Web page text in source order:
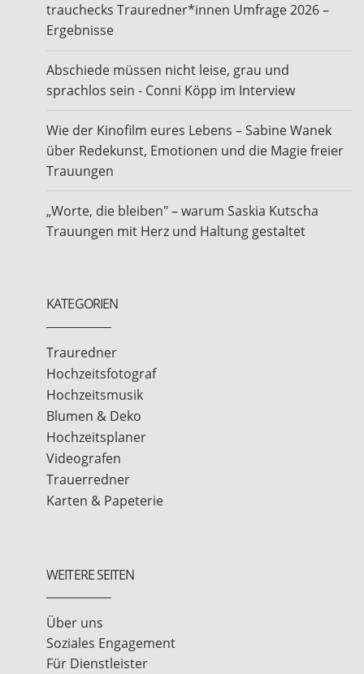
trauchecks Trauredner*innen Umfrage 2026 –
Ergebnisse
Abschiede müssen nicht leise, grau und
sprachlos sein - Conni Köpp im Interview
Wie der Kinofilm eures Lebens – Sabine Wanek
über Redekunst, Emotionen und die Magie freier
Trauungen
„Worte, die bleiben" – warum Saskia Kutscha
Trauungen mit Herz und Haltung gestaltet
KATEGORIEN
Trauredner
Hochzeitsfotograf
Hochzeitsmusik
Blumen & Deko
Hochzeitsplaner
Videografen
Trauerredner
Karten & Papeterie
WEITERE SEITEN
Über uns
Soziales Engagement
Für Dienstleister